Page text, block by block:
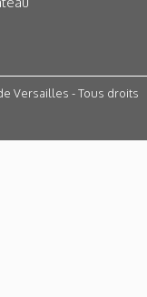
Versailles - Tous droits